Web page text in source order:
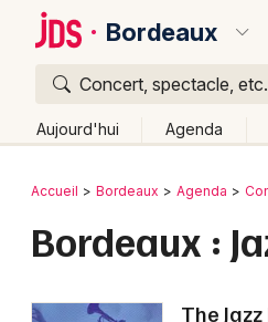
Bordeaux
Concert, spectacle, etc.
Aujourd'hui Agenda
Publier un événement
Bordeaux
Retour
Accueil Bordeaux Agenda
Bordeaux :
The
Quoi ?
Où ?
Partout
Près de moi